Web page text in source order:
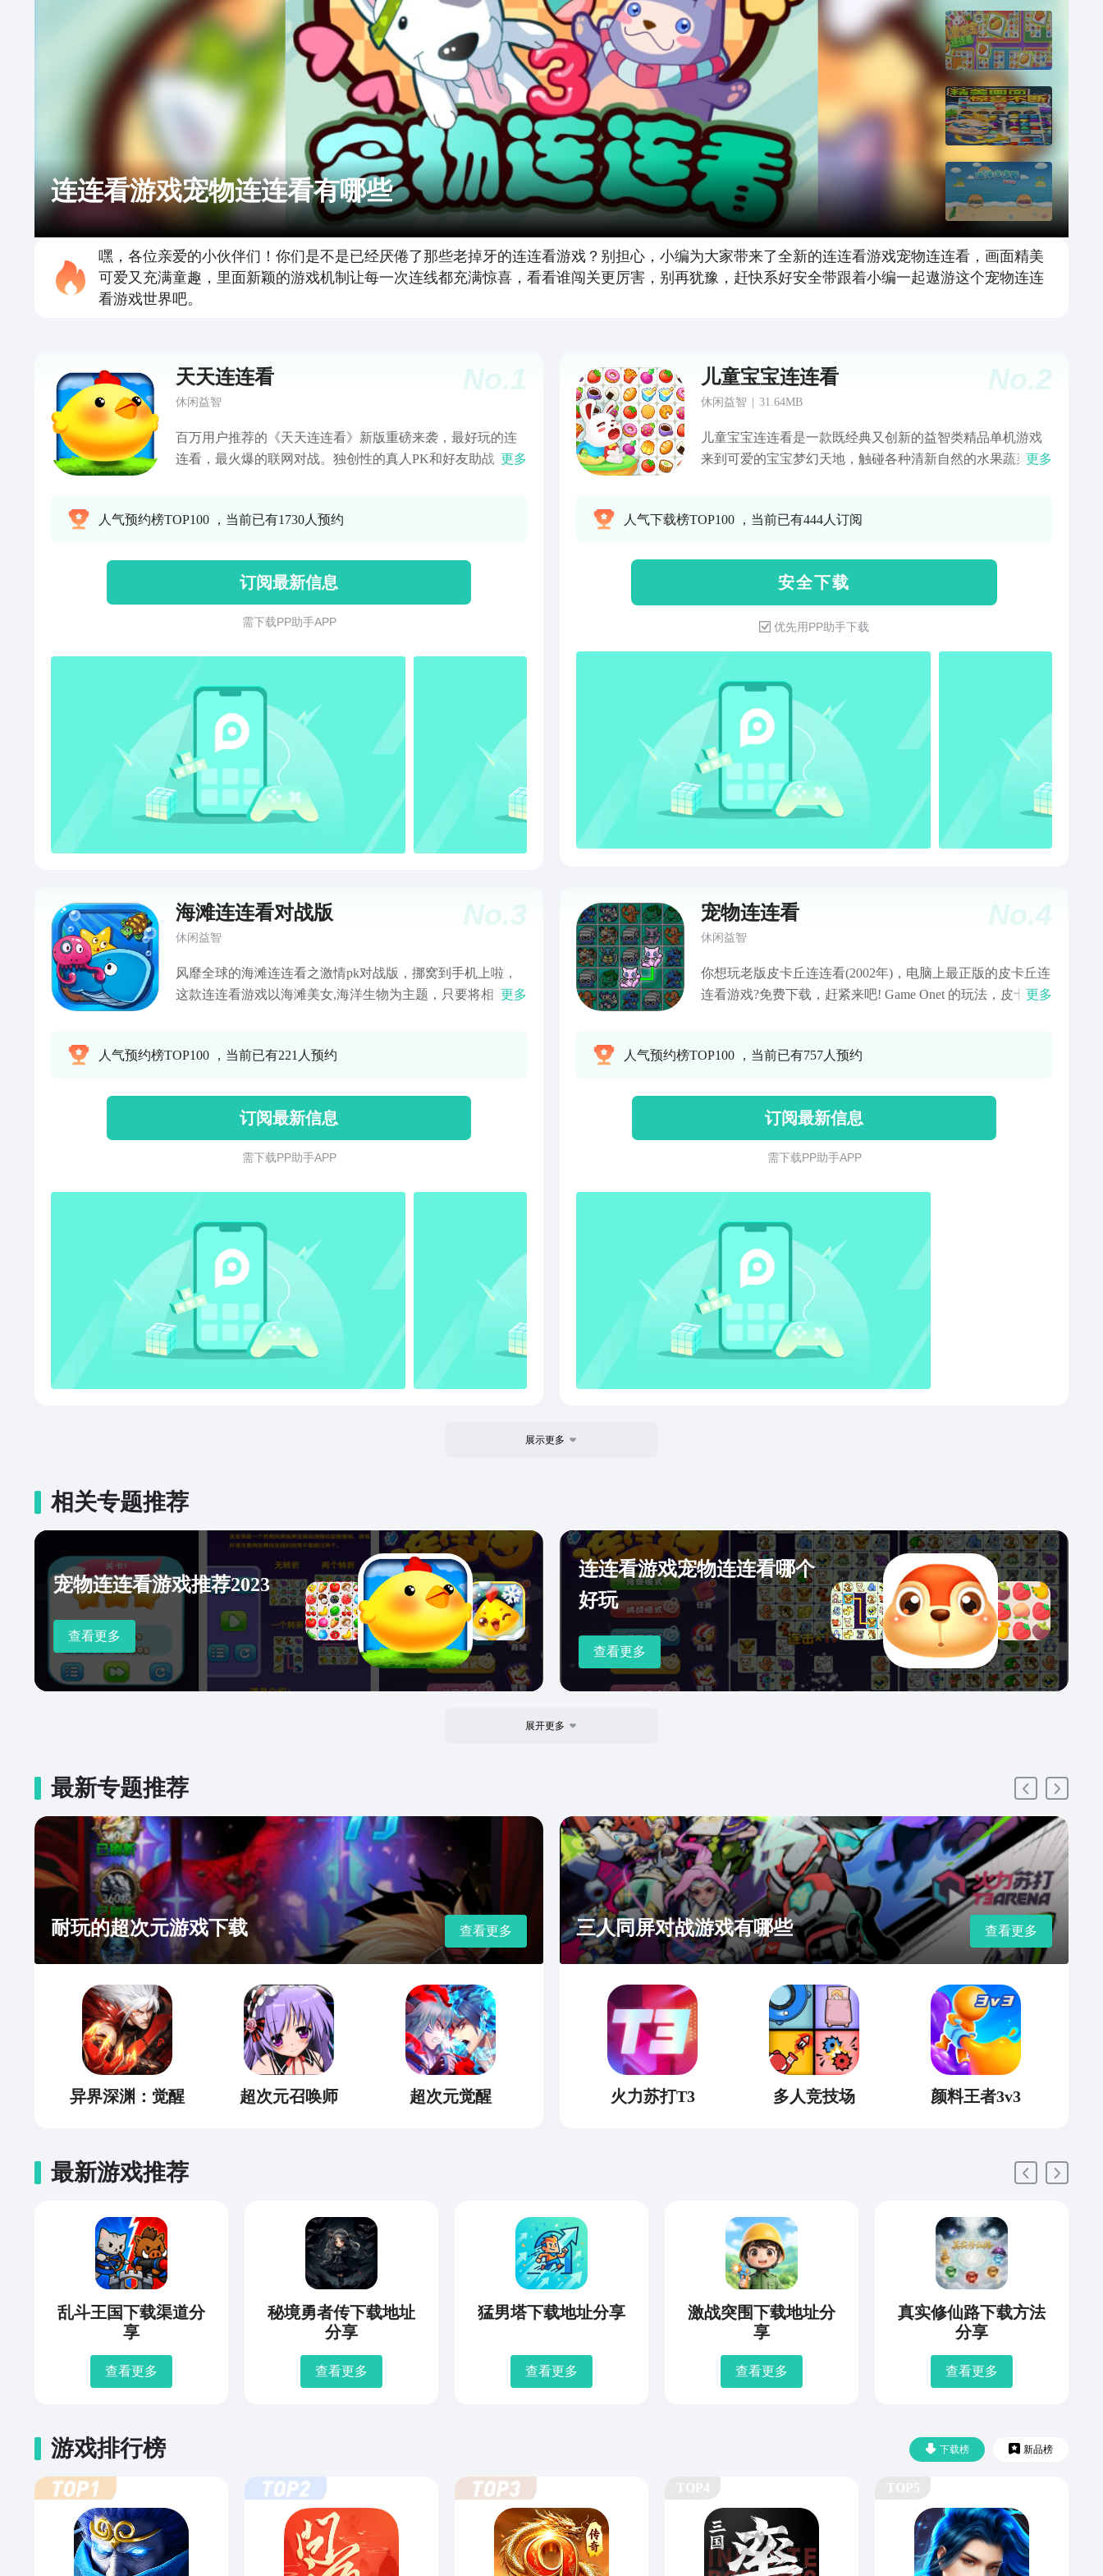
连连看游戏宠物连连看有哪些
嘿，各位亲爱的小伙伴们！你们是不是已经厌倦了那些老掉牙的连连看游戏？别担心，小编为大家带来了全新的连连看游戏宠物连连看，画面精美
可爱又充满童趣，里面新颖的游戏机制让每一次连线都充满惊喜，看看谁闯关更厉害，别再犹豫，赶快系好安全带跟着小编一起遨游这个宠物连连
看游戏世界吧。
No.1
天天连连看
休闲益智
百万用户推荐的《天天连连看》新版重磅来袭，最好玩的连
连看，最火爆的联网对战。独创性的真人PK和好友助战，战
量奖品！超萌的画面，炫酷的视觉效果，新颖华丽的道具，
快的战斗，益智和娱乐的完美结合，小伙伴们等你一起玩！
更多
人气预约榜TOP100 ，当前已有1730人预约
订阅最新信息
需 下 载 P P 助 手 A P P
No.2
儿童宝宝连连看
休闲益智 31.64MB
儿童宝宝连连看是一款既经典又创新的益智类精品单机游戏
来到可爱的宝宝梦幻天地，触碰各种清新自然的水果蔬菜 萌
蔬菜以及香甜可口的点心，萌萌哒让你爱不释手。 2、多种模
典模式… 儿童宝宝连连看玩法简单，高分不易。敢来挑战？
更多
人气下载榜TOP100 ，当前已有444人订阅
安 全 下 载
优先用PP助手下载
No.3
海滩连连看对战版
休闲益智
风靡全球的海滩连连看之激情pk对战版，挪窝到手机上啦，
这款连连看游戏以海滩美女,海洋生物为主题，只要将相同的
外；还有对战PK模式，让亲们有更大的挑战性。随时随地连
性，让你永远玩不腻！娱乐的同时，智慧生活、连接你我，
快乐尽在弹指间！
更多
人气预约榜TOP100 ，当前已有221人预约
订阅最新信息
需 下 载 P P 助 手 A P P
No.4
宠物连连看
休闲益智
你想玩老版皮卡丘连连看(2002年)，电脑上最正版的皮卡丘连
连看游戏?免费下载，赶紧来吧! Game Onet 的玩法，皮卡丘
的游戏,随时随地你都可以玩! 《游戏介绍》 横版，9x16个格
滑玩法：两个宠物近距离时，点滑非常简单! 支持多点触控：
匹配两个宠物同一个时间! 全球的排行榜 成就:5级 保留最高
的5个成绩 角色图像高分辨率，适合各种设备! 游戏音效刺激!
自动保留游戏下次继续玩，不担心要重玩! 玩游戏时绝对不显
更多
人气预约榜TOP100 ，当前已有757人预约
订阅最新信息
需 下 载 P P 助 手 A P P
展示更多
相关专题推荐
宠物连连看游戏推荐2023
查看更多
连连看游戏宠物连连看哪个
好玩
查看更多
展开更多
最新专题推荐
耐玩的超次元游戏下载 查看更多
异界深渊：觉醒 超次元召唤师 超次元觉醒
三人同屏对战游戏有哪些 查看更多
火力苏打T3 多人竞技场 颜料王者3v3
最新游戏推荐
乱斗王国下载渠道分
享
查看更多
秘境勇者传下载地址
分享
查看更多
猛男塔下载地址分享
查看更多
激战突围下载地址分
享
查看更多
真实修仙路下载方法
分享
查看更多
下载榜 新品榜
游戏排行榜